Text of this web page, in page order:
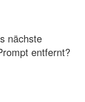
nächste
entfernt?